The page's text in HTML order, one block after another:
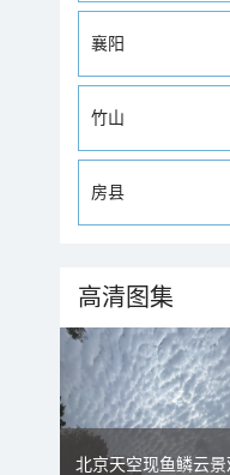
襄阳
竹山
房县
高清图集
北京天空现鱼鳞云景